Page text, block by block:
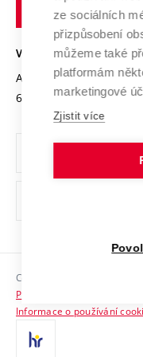
Open Science
Projekty
Projekty ze
Specifický výzkum
Mezinárodní dohody
Univerzitní sítě
Podnikavá univerzita /
Bezpečná univerzita
Vyznamenání
Organizační struktura
Ochrana osobních
Sociální bezpečí
HR Award
Kontakty
VYSOKÉ UČENÍ
Antonínská 548/1
602 00 Brno
Copyright © 2026 VUT
Prohlášení o přístupnosti
Informace o používání
ze sociálních
přizpůsobení
můžeme také
platformám
marketingové
Zjistit více